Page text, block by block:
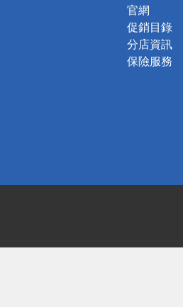
官網
促銷目錄
分店資訊
保險服務